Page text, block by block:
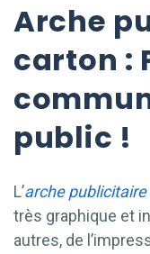
Arche
carton :
public !
L’archepublicitaire
très graphique et
autres, de